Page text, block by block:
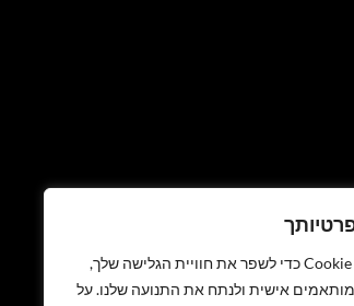
אנו משתמשים בקובצי Cookie כדי לשפר את חוויית הגלישה שלך,
מותאמים אישית ולנתח את התנועה שלנו. על